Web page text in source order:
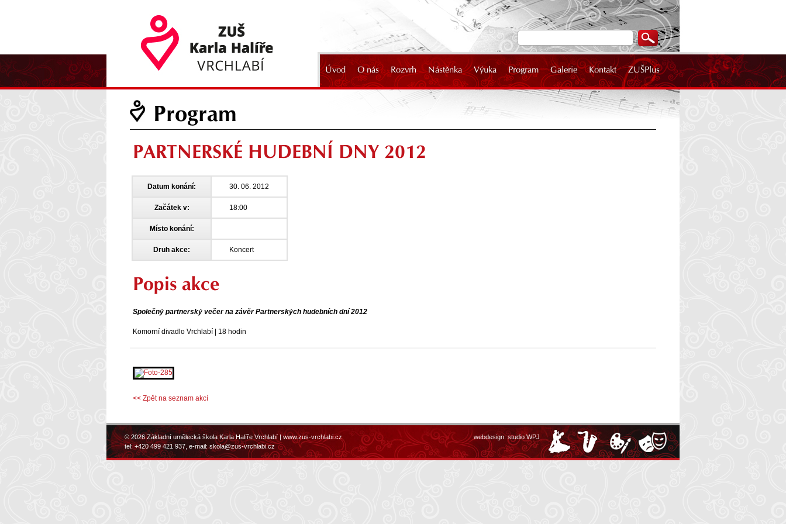
Úvod O nás Rozvrh Nástěnka Výuka Program Galerie Kontakt ZUŠPlus
Program
PARTNERSKÉ HUDEBNÍ DNY 2012
Datum konání: 30. 06. 2012
Začátek v: 18:00
Místo konání:
Druh akce: Koncert
Popis akce
Společný partnerský večer na závěr Partnerských hudebních dní 2012
Komorní divadlo Vrchlabí | 18 hodin
<< Zpět na seznam akcí
webdesign:studio WPJ
© 2026 Základní umělecká škola Karla Halíře Vrchlabí |www.zus-vrchlabi.cz
tel: +420 499 421 937, e-mail:skola@zus-vrchlabi.cz